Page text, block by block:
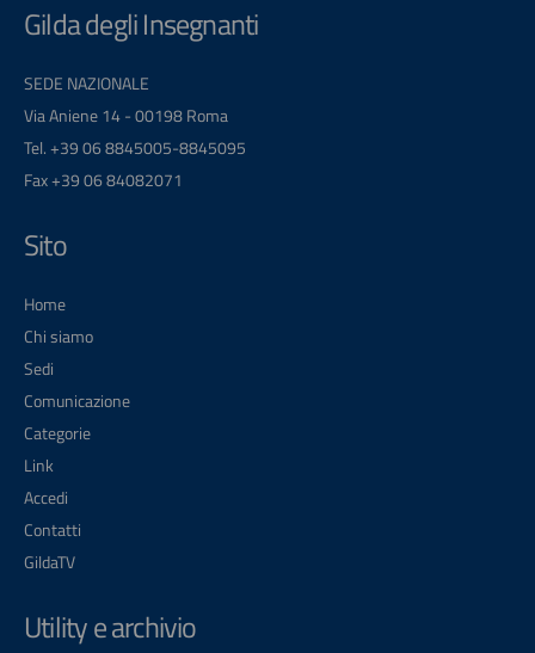
Gilda degli Insegnanti
SEDE NAZIONALE
Via Aniene 14 - 00198 Roma
Tel. +39 06 8845005-8845095
Fax +39 06 84082071
Sito
Home
Chi siamo
Sedi
Comunicazione
Categorie
Link
Accedi
Contatti
GildaTV
Utility e archivio